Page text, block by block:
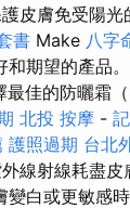
皮膚免受陽
書 Make 八字
期望的產品
最佳的防曬霜
北投 按摩 -
護照過期 台北
線射線耗盡
白或更敏感